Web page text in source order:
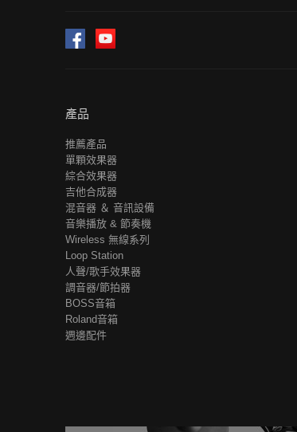
Facebook
產品
推薦產品
單顆效果器
綜合效果器
吉他合成器
混音器 ＆ 音訊設備
音樂播放 & 節奏機
Wireless 無線系列
Loop Station
人聲/歌手效果器
調音器/節拍器
BOSS音箱
Roland音箱
週邊配件